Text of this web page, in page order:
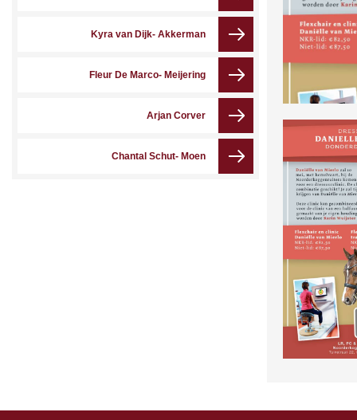
Kyra van Dijk- Akkerman
Fleur De Marco- Meijering
Arjan Corver
Chantal Schut- Moen